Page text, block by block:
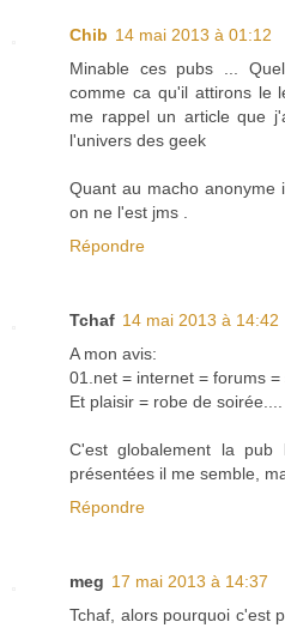
Chib 14 mai 2013 à 01:12
Minable ces pubs ...
comme ca qu'il attirons le
me rappel un article que
l'univers des geek
Quant au macho
on ne l'est jms .
Répondre
Tchaf 14 mai 2013 à 14:42
A mon avis:
01.net = internet = forums =
Et plaisir = robe de
C'est globalement la pub
présentées il me semble,
Répondre
meg 17 mai 2013 à 14:37
Tchaf, alors pourquoi c'est